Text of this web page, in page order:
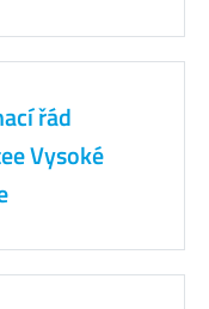
řád
Vysoké